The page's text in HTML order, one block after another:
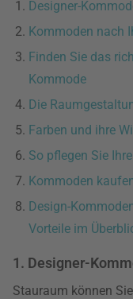
Designer-
Kommoden nach
Finden Sie das
Kommode
Die
Farben und ihre
So pflegen Sie
Kommoden
Design-
Vorteile im
1. Designer-
Stauraum können